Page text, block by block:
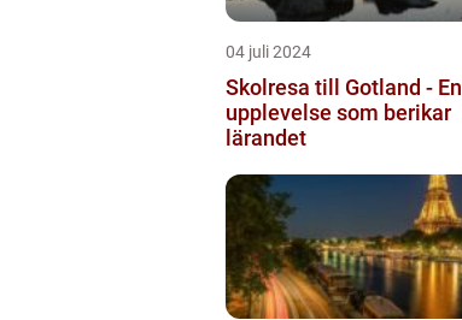
04 juli 2024
Skolresa till Gotland - En
upplevelse som berikar
lärandet